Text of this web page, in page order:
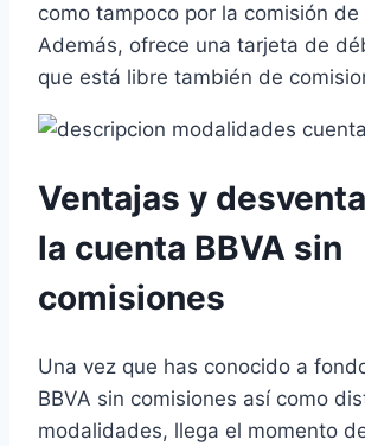
como tampoco por la comisión de
Además, ofrece una tarjeta de
que está libre también de
Ventajas y
la cuenta BBVA sin
comisiones
Una vez que has conocido a
BBVA sin comisiones así como
modalidades, llega el momento